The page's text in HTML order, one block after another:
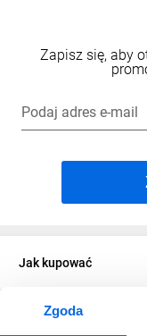
Zgoda
Zapisz się, aby
Podaj adres e-mail
Jak kupować
O firmie